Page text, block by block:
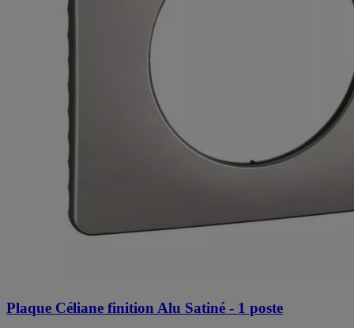
Plaque Céliane finition Alu Satiné - 1 poste